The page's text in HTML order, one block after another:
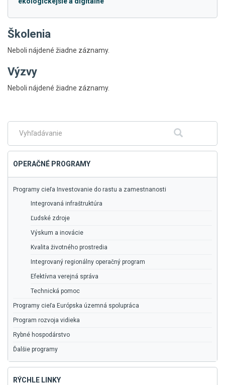
Školenia
Neboli nájdené žiadne záznamy.
Výzvy
Neboli nájdené žiadne záznamy.
menu
Fulltextové
Hľadať
OPERAČNÉ PROGRAMY
Programy cieľa Investovanie do rastu a zamestnanosti
Integrovaná infraštruktúra
Ľudské zdroje
Výskum a inovácie
Kvalita životného prostredia
Integrovaný regionálny operačný program
Efektívna verejná správa
Technická pomoc
Programy cieľa Európska územná spolupráca
Program rozvoja vidieka
Rybné hospodárstvo
Ďalšie programy
RÝCHLE LINKY